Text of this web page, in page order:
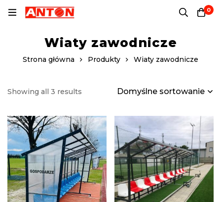
0
Wiaty zawodnicze
Strona główna Produkty Wiaty zawodnicze
Showing all 3 results Domyślne sortowanie